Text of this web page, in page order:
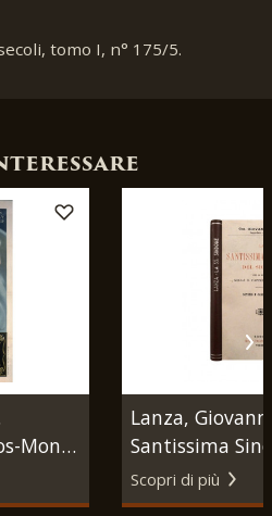
tomo I, n° 175/5.
Monti
Lanza,
Santissima
Signore che si
Cappella di
Scopri di più